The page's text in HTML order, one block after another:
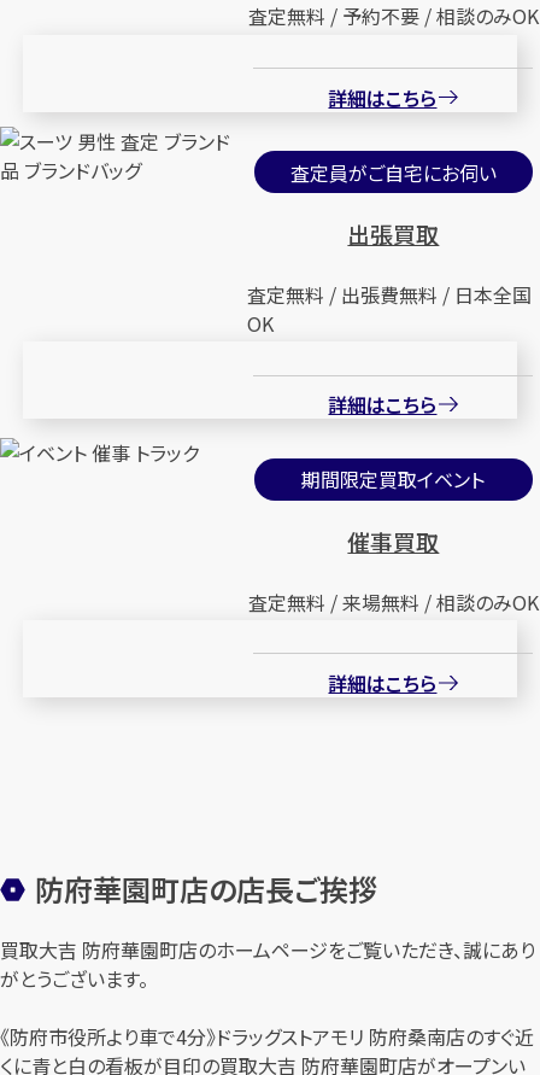
査定無料 / 予約不要 / 相談のみOK
詳細はこちら
査定員がご自宅にお伺い
出張買取
査定無料 / 出張費無料 / 日本全国
OK
詳細はこちら
期間限定買取イベント
催事買取
査定無料 / 来場無料 / 相談のみOK
詳細はこちら
防府華園町店の店長ご挨拶
買取大吉 防府華園町店のホームページをご覧いただき、誠にあり
がとうございます。
《防府市役所より車で4分》ドラッグストアモリ 防府桑南店のすぐ近
くに青と白の看板が目印の買取大吉 防府華園町店がオープンい